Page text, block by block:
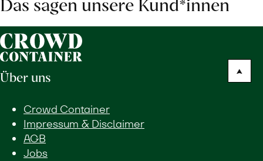
Über uns
Crowd Container
Impressum & Disclaimer
AGB
Jobs